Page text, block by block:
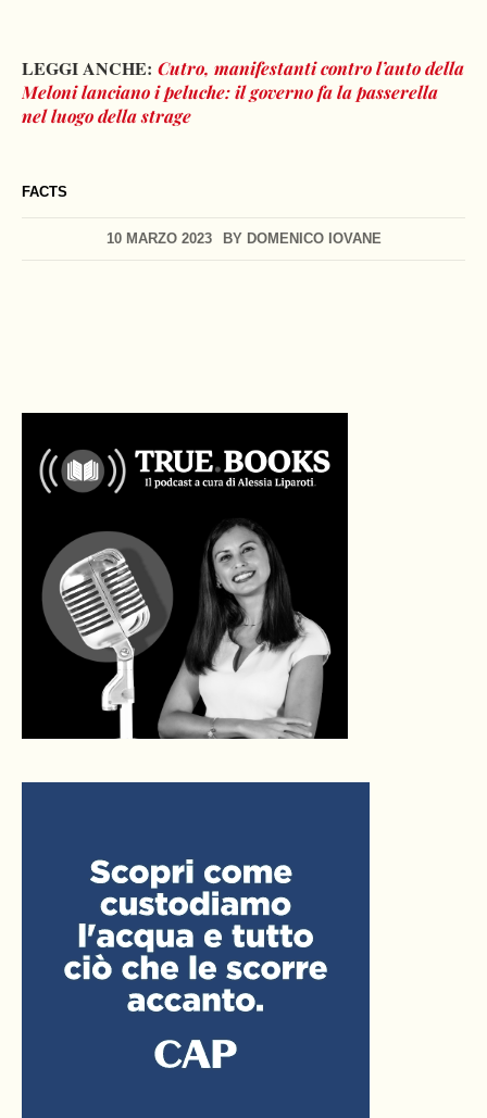
FACTS
10 MARZO 2023 BY DOMENICO IOVANE
LEGGI ANCHE: Cutro, manifestanti contro l’auto della
Meloni lanciano i peluche: il governo fa la passerella
nel luogo della strage